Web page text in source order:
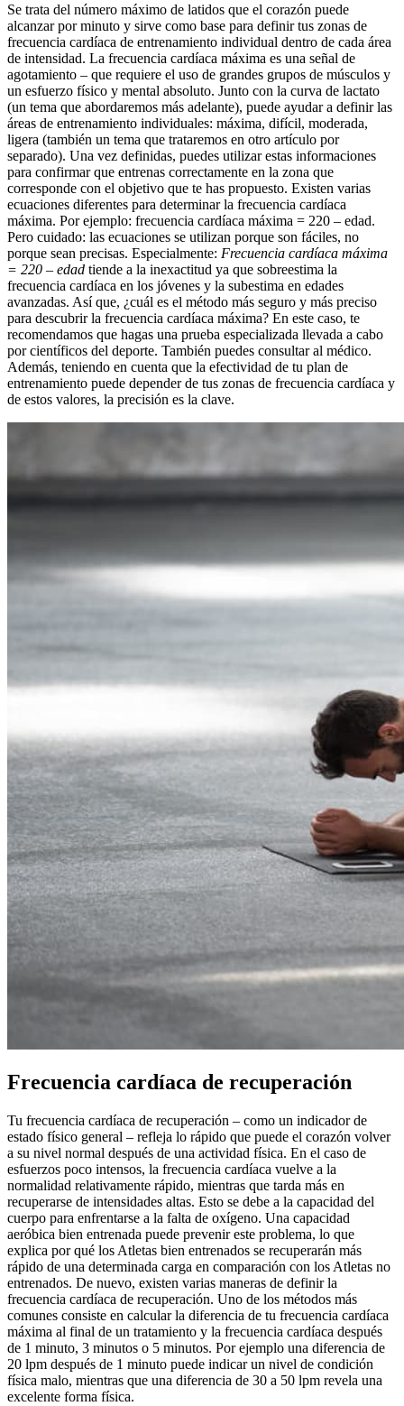
Se trata del número máximo de latidos que el corazón puede
alcanzar por minuto y sirve como base para definir tus zonas de
frecuencia cardíaca de entrenamiento individual dentro de cada área
de intensidad. La frecuencia cardíaca máxima es una señal de
agotamiento – que requiere el uso de grandes grupos de músculos y
un esfuerzo físico y mental absoluto. Junto con la curva de lactato
(un tema que abordaremos más adelante), puede ayudar a definir las
áreas de entrenamiento individuales: máxima, difícil, moderada,
ligera (también un tema que trataremos en otro artículo por
separado). Una vez definidas, puedes utilizar estas informaciones
para confirmar que entrenas correctamente en la zona que
corresponde con el objetivo que te has propuesto. Existen varias
ecuaciones diferentes para determinar la frecuencia cardíaca
máxima. Por ejemplo: frecuencia cardíaca máxima = 220 – edad.
Pero cuidado: las ecuaciones se utilizan porque son fáciles, no
porque sean precisas. Especialmente: Frecuencia cardíaca máxima
= 220 – edad tiende a la inexactitud ya que sobreestima la
frecuencia cardíaca en los jóvenes y la subestima en edades
avanzadas. Así que, ¿cuál es el método más seguro y más preciso
para descubrir la frecuencia cardíaca máxima? En este caso, te
recomendamos que hagas una prueba especializada llevada a cabo
por científicos del deporte. También puedes consultar al médico.
Además, teniendo en cuenta que la efectividad de tu plan de
entrenamiento puede depender de tus zonas de frecuencia cardíaca y
de estos valores, la precisión es la clave.
Frecuencia cardíaca de recuperación
Tu frecuencia cardíaca de recuperación – como un indicador de
estado físico general – refleja lo rápido que puede el corazón volver
a su nivel normal después de una actividad física. En el caso de
esfuerzos poco intensos, la frecuencia cardíaca vuelve a la
normalidad relativamente rápido, mientras que tarda más en
recuperarse de intensidades altas. Esto se debe a la capacidad del
cuerpo para enfrentarse a la falta de oxígeno. Una capacidad
aeróbica bien entrenada puede prevenir este problema, lo que
explica por qué los Atletas bien entrenados se recuperarán más
rápido de una determinada carga en comparación con los Atletas no
entrenados. De nuevo, existen varias maneras de definir la
frecuencia cardíaca de recuperación. Uno de los métodos más
comunes consiste en calcular la diferencia de tu frecuencia cardíaca
máxima al final de un tratamiento y la frecuencia cardíaca después
de 1 minuto, 3 minutos o 5 minutos. Por ejemplo una diferencia de
20 lpm después de 1 minuto puede indicar un nivel de condición
física malo, mientras que una diferencia de 30 a 50 lpm revela una
excelente forma física.